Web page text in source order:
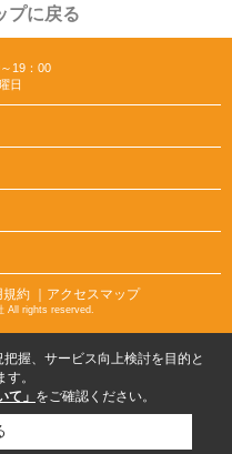
プに戻る
19：00
日
規約 ｜アクセスマップ
All rights reserved.
握、サービス向上検討を目的と
。
て」 をご確認ください。